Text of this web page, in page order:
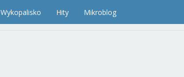
Wykopalisko Hity Mikroblog